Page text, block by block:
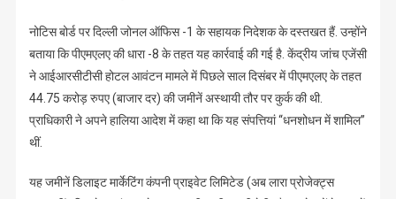
नोटिस बोर्ड पर दिल्ली जोनल ऑफिस -1 के सहायक निदेशक के दस्तखत हैं. उन्होंने
बताया कि पीएमएलए की धारा -8 के तहत यह कार्रवाई की गई है. केंद्रीय जांच एजेंसी
ने आईआरसीटीसी होटल आवंटन मामले में पिछले साल दिसंबर में पीएमएलए के तहत
44.75 करोड़ रुपए (बाजार दर) की जमीनें अस्थायी तौर पर कुर्क की थी.
प्राधिकारी ने अपने हालिया आदेश में कहा था कि यह संपत्तियां ‘‘धनशोधन में शामिल’’
थीं.
यह जमीनें डिलाइट मार्केटिंग कंपनी प्राइवेट लिमिटेड (अब लारा प्रोजेक्ट्स